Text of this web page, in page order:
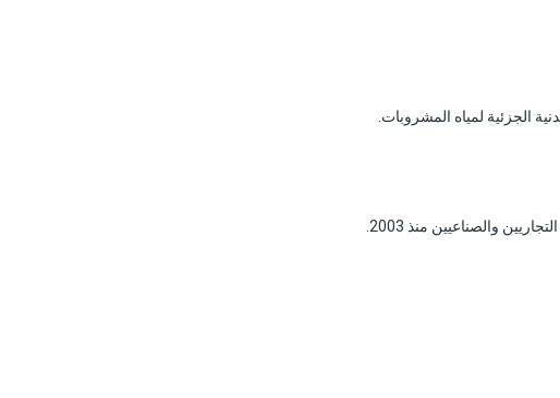
الجزئية لمياه المشروبات.